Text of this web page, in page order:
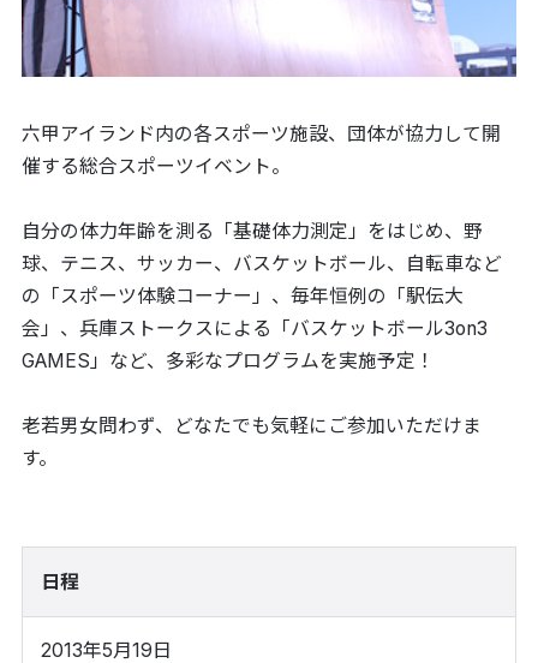
六甲アイランド内の各スポーツ施設、団体が協力して開
催する総合スポーツイベント。
自分の体力年齢を測る「基礎体力測定」をはじめ、野
球、テニス、サッカー、バスケットボール、自転車など
の「スポーツ体験コーナー」、毎年恒例の「駅伝大
会」、兵庫ストークスによる「バスケットボール3on3
GAMES」など、多彩なプログラムを実施予定！
老若男女問わず、どなたでも気軽にご参加いただけま
す。
日程
2013年5月19日